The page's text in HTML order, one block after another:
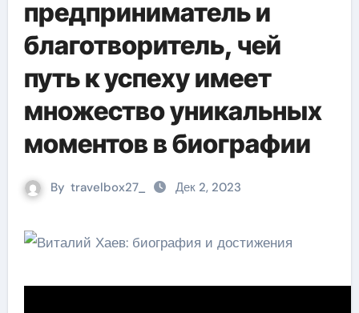
предприниматель и
благотворитель, чей
путь к успеху имеет
множество уникальных
моментов в биографии
By travelbox27_ Дек 2, 2023